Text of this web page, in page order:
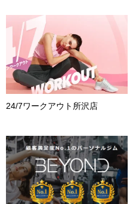
24/7ワークアウト所沢店